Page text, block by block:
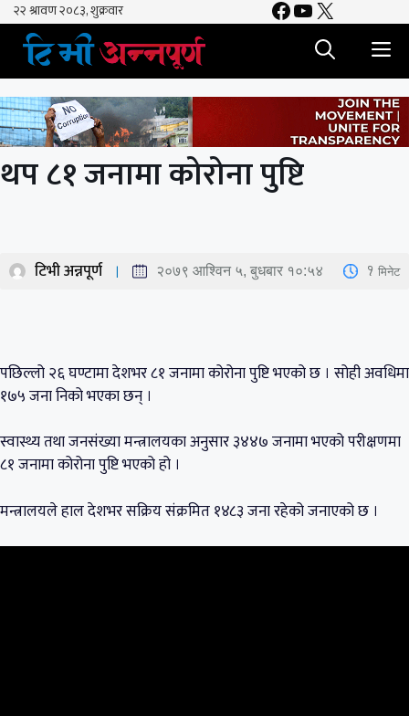
Skip
content
Facebook
YouTube
X
थप ८१ जनामा कोरोना पुष्टि
टिभी अन्नपूर्ण २०७९ आश्विन ५, बुधबार १०:५४ 1 मिनेट
पछिल्लो २६ घण्टामा देशभर ८१ जनामा कोरोना पुष्टि भएको छ । सोही अवधिमा
१७५ जना निको भएका छन् ।
स्वास्थ्य तथा जनसंख्या मन्त्रालयका अनुसार ३४४७ जनामा भएको परीक्षणमा
८१ जनामा कोरोना पुष्टि भएको हो ।
मन्त्रालयले हाल देशभर सक्रिय संक्रमित १४८३ जना रहेको जनाएको छ ।